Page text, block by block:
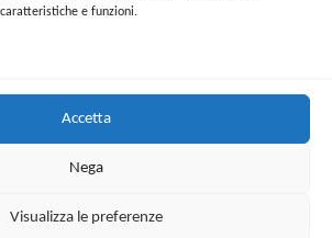
e funzioni.
Accetta
Nega
Visualizza le preferenze